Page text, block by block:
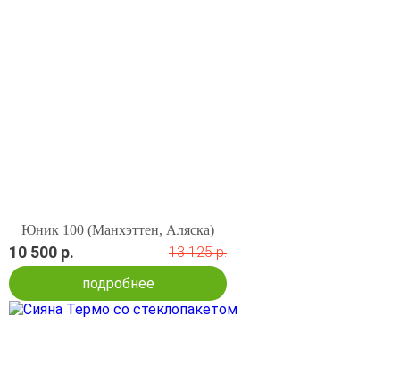
Юник 100 (Манхэттен, Аляска)
10 500 р.
13 125 р.
подробнее